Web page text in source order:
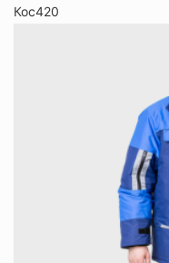
Кос420